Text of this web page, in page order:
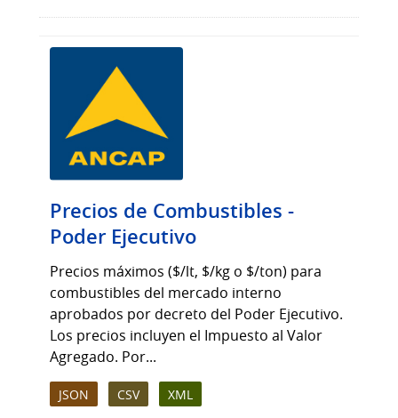
Precios de Combustibles -
Poder Ejecutivo
Precios máximos ($/lt, $/kg o $/ton) para
combustibles del mercado interno
aprobados por decreto del Poder Ejecutivo.
Los precios incluyen el Impuesto al Valor
Agregado. Por...
JSON CSV XML